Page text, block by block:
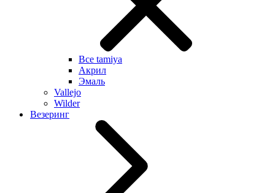
Все tamiya
Акрил
Эмаль
Vallejo
Wilder
Везеринг